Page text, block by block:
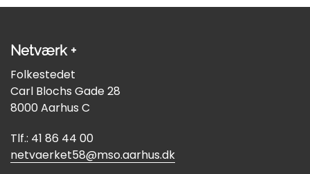
Netværk +
Folkestedet
Carl Blochs Gade 28
8000 Aarhus C
Tlf.: 41 86 44 00
netvaerket58@mso.aarhus.dk